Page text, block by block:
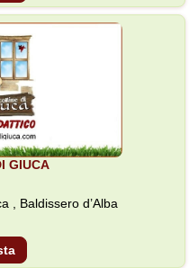
GIUCA
, Baldissero d’Alba